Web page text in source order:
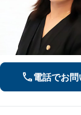
電話でお